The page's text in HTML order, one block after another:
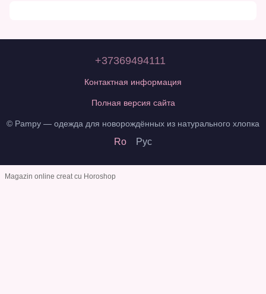
+37369494111
Контактная информация
Полная версия сайта
© Pampy — одежда для новорождённых из натурального хлопка
Ro Рус
Magazin online creat cu Horoshop